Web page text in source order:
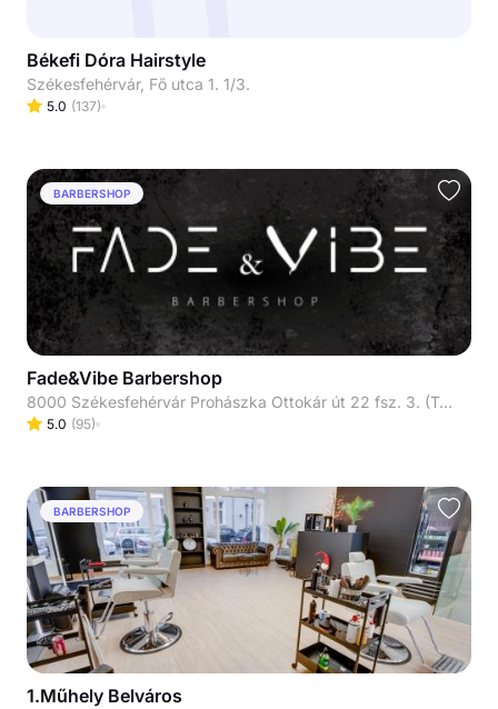
Békefi Dóra Hairstyle
Székesfehérvár, Fő utca 1. 1/3.
5.0 (137)
BARBERSHOP
Fade&Vibe Barbershop
8000 Székesfehérvár Prohászka Ottokár út 22 fsz. 3. (Telefon fülke mellett)
5.0 (95)
BARBERSHOP
1.Műhely Belváros